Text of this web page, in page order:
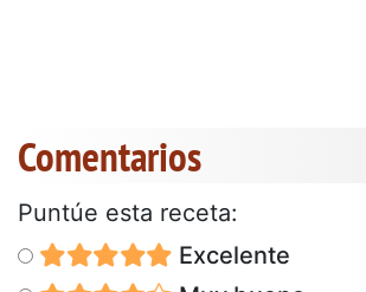
Comentarios
Puntúe esta receta:
Excelente